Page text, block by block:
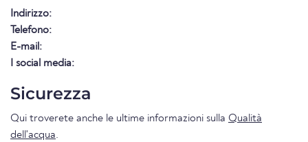
Indirizzo:
Telefono:
E-mail:
I social media:
Sicurezza
Qui troverete anche le ultime informazioni sulla Qualità
dell'acqua.